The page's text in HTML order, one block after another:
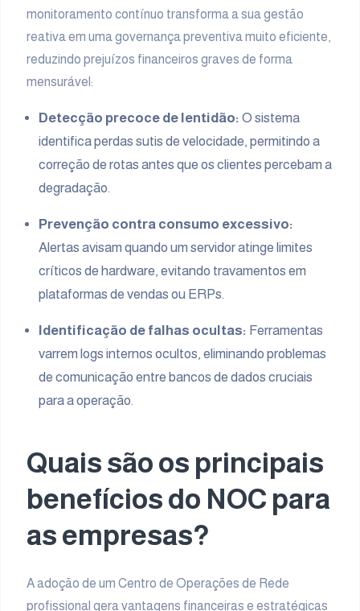
monitoramento contínuo transforma a sua gestão
reativa em uma governança preventiva muito eficiente,
reduzindo prejuízos financeiros graves de forma
mensurável:
Detecção precoce de lentidão: O sistema
identifica perdas sutis de velocidade, permitindo a
correção de rotas antes que os clientes percebam a
degradação.
Prevenção contra consumo excessivo:
Alertas avisam quando um servidor atinge limites
críticos de hardware, evitando travamentos em
plataformas de vendas ou ERPs.
Identificação de falhas ocultas: Ferramentas
varrem logs internos ocultos, eliminando problemas
de comunicação entre bancos de dados cruciais
para a operação.
Quais são os principais
benefícios do NOC para
as empresas?
A adoção de um Centro de Operações de Rede
profissional gera vantagens financeiras e estratégicas